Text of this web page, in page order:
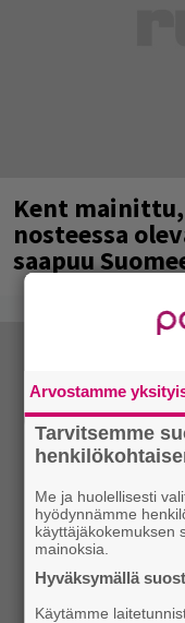
Kent mainittu,
nosteessa
saapuu
Arvostamme
Tarvitsemme
Me ja huolellisesti
hyödynnämme
käyttäjäkokemuksen
mainoksia.
Hyväksymällä
Käytämme